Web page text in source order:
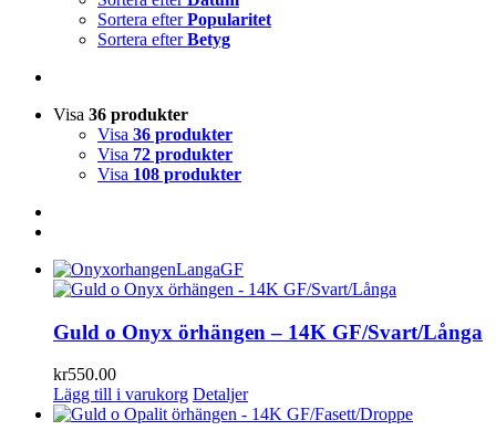
Sortera efterPopularitet
Sortera efterBetyg
Visa 36 produkter
Visa 36 produkter
Visa 72 produkter
Visa 108 produkter
Guld o Onyx örhängen – 14K GF/Svart/Långa
kr550.00
Lägg till i varukorg Detaljer